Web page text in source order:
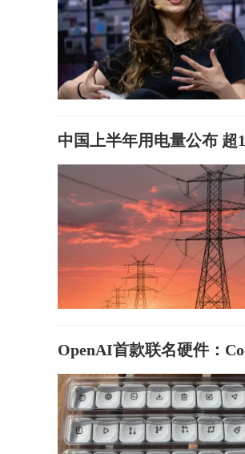
中国上半年用电量公布 超
OpenAI首款联名硬件：